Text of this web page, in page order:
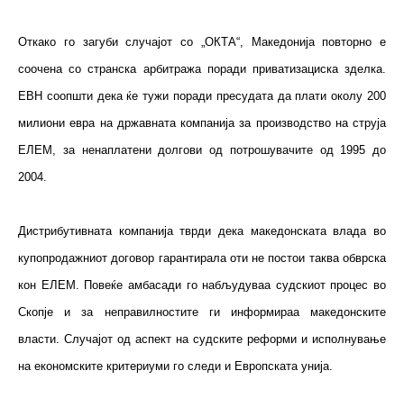
Откако го загуби случајот со „ОКТА“, Македонија повторно е
соочена со странска арбитража поради приватизациска зделка.
ЕВН соопшти дека ќе тужи поради пресудата да плати околу 200
милиони евра на државната компанија за производство на струја
ЕЛЕМ, за ненаплатени долгови од потрошувачите од 1995 до
2004.
Дистрибутивната компанија тврди дека македонската влада во
купопродажниот договор гарантирала оти не постои таква обврска
кон ЕЛЕМ. Повеќе амбасади го набљудуваа судскиот процес во
Скопје и за неправилностите ги информираа македонските
власти. Случајот од аспект на судските реформи и исполнување
на економските критериуми го следи и Европската унија.